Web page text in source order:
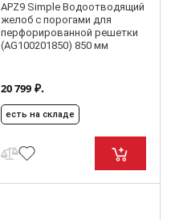
APZ9 Simple Водоотводящий
желоб с порогами для
перфорированной решетки
(AG100201850) 850 мм
20 799 ₽.
есть на складе